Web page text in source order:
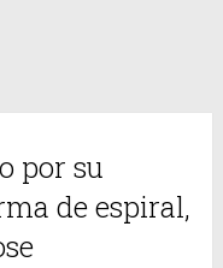
por su
de espiral,